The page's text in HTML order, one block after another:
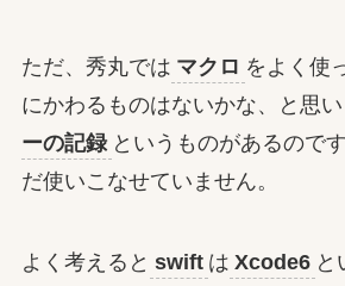
ただ、秀丸では マクロ をよく使
にかわるものはないかな、と思
ーの記録 というものがあるので
だ使いこなせていません。
よく考えると swift は Xcode6 と